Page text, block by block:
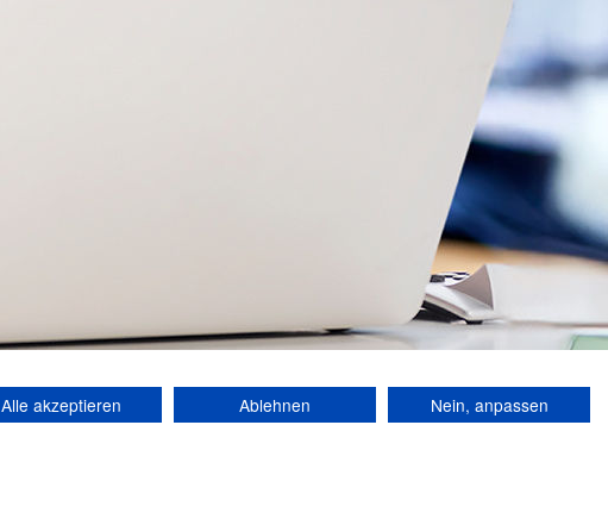
Alle akzeptieren Ablehnen Nein, anpassen